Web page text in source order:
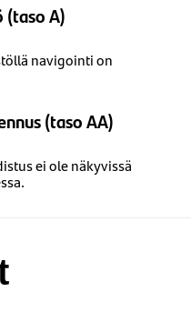
(taso A)
navigointi on
(taso AA)
ei ole näkyvissä